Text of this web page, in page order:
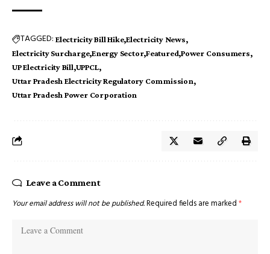
TAGGED: Electricity Bill Hike Electricity News
Electricity Surcharge Energy Sector Featured Power Consumers
UP Electricity Bill UPPCL
Uttar Pradesh Electricity Regulatory Commission
Uttar Pradesh Power Corporation
Leave a Comment
Your email address will not be published.Required fields are marked *